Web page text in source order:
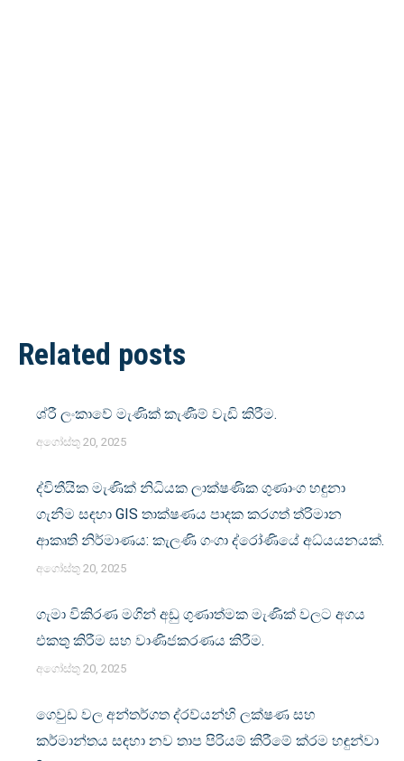
Post
navigation
Related posts
ශ්රී ලංකාවේ මැණික් කැණීම් වැඩි කිරීම.
අගෝස්තු 20, 2025
ද්විතීයික මැණික් නිධියක ලාක්ෂණික ගුණාංග හඳුනා
ගැනීම සඳහා GIS තාක්ෂණය පාදක කරගත් ත්රිමාන
ආකෘති නිර්මාණය: කැලණි ගංගා ද්රෝණියේ අධ්යයනයක්.
අගෝස්තු 20, 2025
ගැමා විකිරණ මගින් අඩු ගුණාත්මක මැණික් වලට අගය
එකතු කිරීම සහ වාණිජකරණය කිරීම.
අගෝස්තු 20, 2025
ගෙවුඩ වල අන්තර්ගත ද්රව්යන්හි ලක්ෂණ සහ
කර්මාන්තය සඳහා නව තාප පිරියම් කිරීමේ ක්රම හඳුන්වා